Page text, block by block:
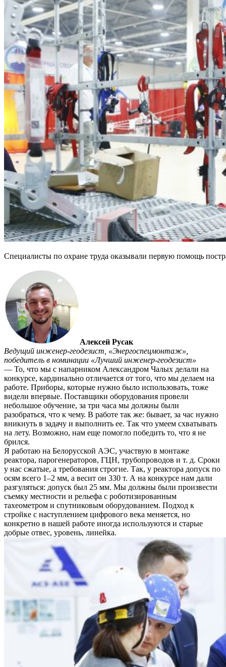
Специалисты по охране труда оказывали первую помощь
Алексей Русак
Ведущий инженер-геодезист, «Энергоспецмонтаж»,
победитель в номинации «Лучший инженер-геодезист»
— То, что мы с напарником Александром Чалых делали на
конкурсе, кардинально отличается от того, что мы делаем на
работе. Приборы, которые нужно было использовать, тоже
видели впервые. Поставщики оборудования провели
небольшое обучение, за три часа мы должны были
разобраться, что к чему. В работе так же: бывает, за час нужно
вникнуть в задачу и выполнить ее. Так что умеем схватывать
на лету. Возможно, нам еще помогло победить то, что я не
брился.
Я работаю на Белорусской АЭС, участвую в монтаже
реактора, парогенераторов, ГЦН, трубопроводов и т. д. Сроки
у нас сжатые, а требования строгие. Так, у реактора допуск по
осям всего 1–2 мм, а весит он 330 т. А на конкурсе нам дали
разгуляться: допуск был 25 мм. Мы должны были произвести
съемку местности и рельефа с роботизированным
тахеометром и спутниковым оборудованием. Подход к
стройке с наступлением цифрового века меняется, но
конкретно в нашей работе иногда используются и старые
добрые отвес, уровень, линейка.